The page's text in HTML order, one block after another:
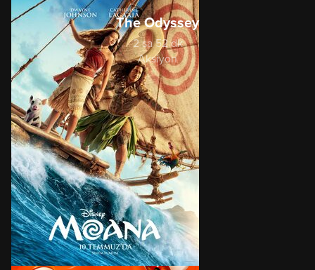
The Odyssey
2 sa 52 dk
Aksiyon